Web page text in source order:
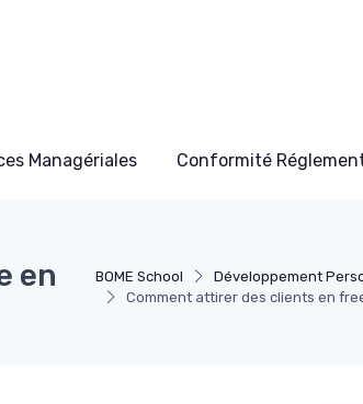
Managériales Conformité
BOME School Développement
Comment attirer des clients en
en